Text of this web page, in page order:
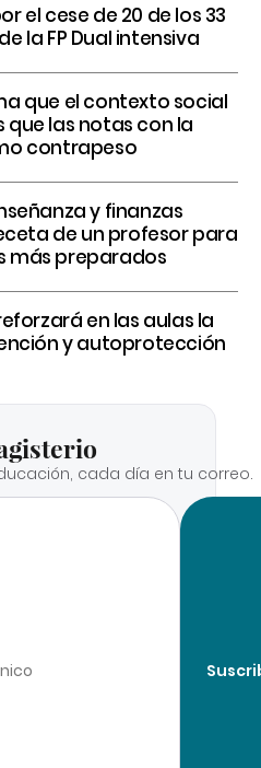
el cese de 20 de los 33
la FP Dual intensiva
que el contexto social
las notas con la
contrapeso
y finanzas
de un profesor para
más preparados
en las aulas la
y autoprotección
cada día en tu correo.